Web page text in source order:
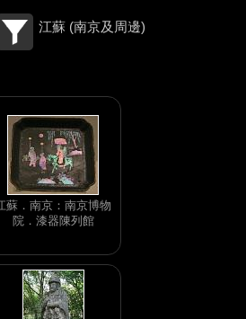
江蘇 (南京及周邊)
蘇．南京：南京博物
院．漆器陳列館